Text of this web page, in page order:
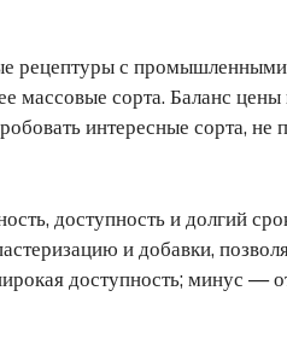
рецептуры с
массовые сорта. Баланс цены
интересные сорта, не
доступность и долгий
и добавки,
доступность; минус —